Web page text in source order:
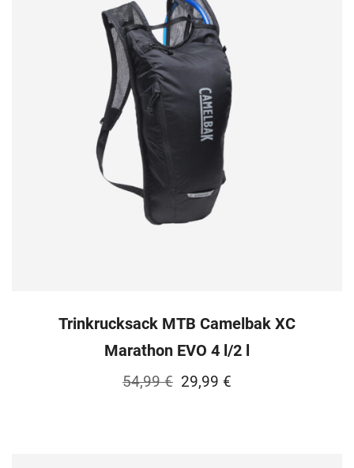
Trinkrucksack MTB Camelbak XC
Marathon EVO 4 l/2 l
54,99€ Ursprünglicher
29,99 €